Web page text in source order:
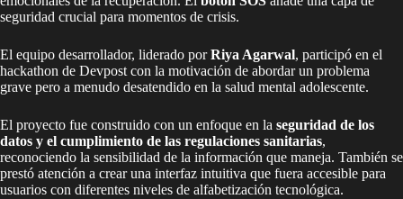
seguridad crucial para momentos de crisis.
El equipo desarrollador, liderado porRiya Agarwal, participó en el
hackathon de Devpost con la motivación de abordar un problema
grave pero a menudo desatendido en la salud mental adolescente.
El proyecto fue construido con un enfoque en la seguridad de los
datos y el cumplimiento de las regulaciones sanitarias,
reconociendo la sensibilidad de la información que maneja. También se
prestó atención a crear una interfaz intuitiva que fuera accesible para
usuarios con diferentes niveles de alfabetización tecnológica.